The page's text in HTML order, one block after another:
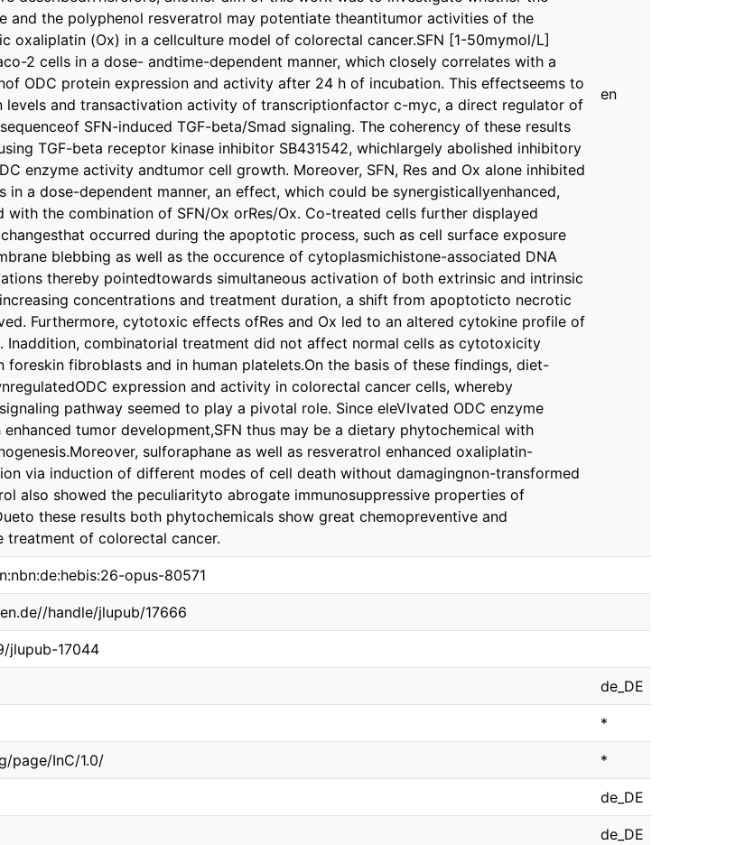
and the polyphenol resveratrol may potentiate theantitumor activities of the
oxaliplatin (Ox) in a cellculture model of colorectal cancer.SFN [1-50mymol/L]
2 cells in a dose- andtime-dependent manner, which closely correlates with a
ODC protein expression and activity after 24 h of incubation. This effectseems to
levels and transactivation activity of transcriptionfactor c-myc, a direct regulator of
SFN-induced TGF-beta/Smad signaling. The coherency of these results
TGF-beta receptor kinase inhibitor SB431542, whichlargely abolished inhibitory
enzyme activity andtumor cell growth. Moreover, SFN, Res and Ox alone inhibited
a dose-dependent manner, an effect, which could be synergisticallyenhanced,
with the combination of SFN/Ox orRes/Ox. Co-treated cells further displayed
occurred during the apoptotic process, such as cell surface exposure
blebbing as well as the occurence of cytoplasmichistone-associated DNA
thereby pointedtowards simultaneous activation of both extrinsic and intrinsic
concentrations and treatment duration, a shift from apoptoticto necrotic
Furthermore, cytotoxic effects ofRes and Ox led to an altered cytokine profile of
Inaddition, combinatorial treatment did not affect normal cells as cytotoxicity
foreskin fibroblasts and in human platelets.On the basis of these findings, diet-
expression and activity in colorectal cancer cells, whereby
pathway seemed to play a pivotal role. Since eleVIvated ODC enzyme
tumor development,SFN thus may be a dietary phytochemical with
sulforaphane as well as resveratrol enhanced oxaliplatin-
via induction of different modes of cell death without damagingnon-transformed
also showed the peculiarityto abrogate immunosuppressive properties of
these results both phytochemicals show great chemopreventive and
treatment of colorectal cancer.
en
opus-80571
handle/jlupub/17666
jlupub-17044
de_DE
*
page/InC/1.0/ *
de_DE
de_DE